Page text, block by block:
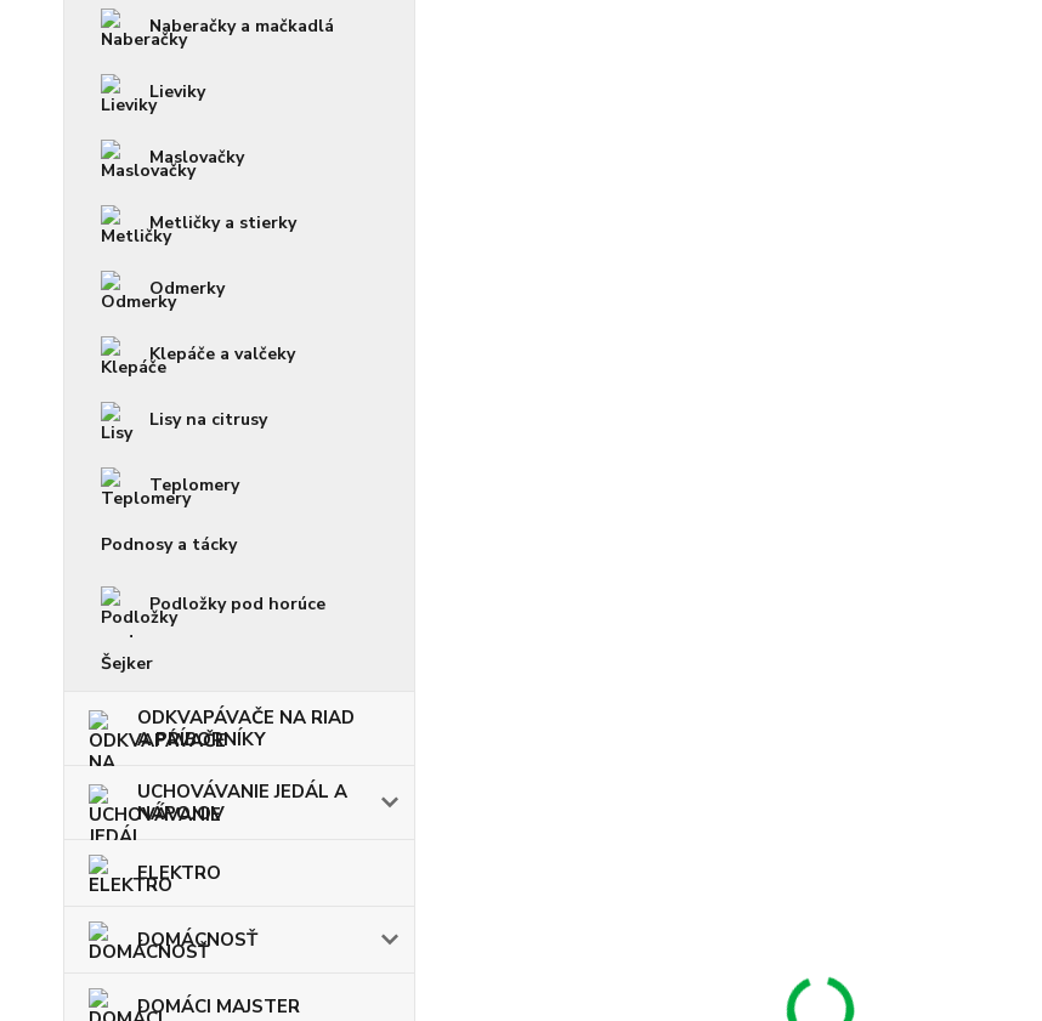
Naberačky a mačkadlá
Lieviky
Maslovačky
Metličky a stierky
Odmerky
Klepáče a valčeky
Lisy na citrusy
Teplomery
Podnosy a tácky
Podložky pod horúce
Šejker
ODKVAPÁVAČE NA RIAD
A PRÍBORNÍKY
UCHOVÁVANIE JEDÁL A
NÁPOJOV
ELEKTRO
DOMÁCNOSŤ
DOMÁCI MAJSTER